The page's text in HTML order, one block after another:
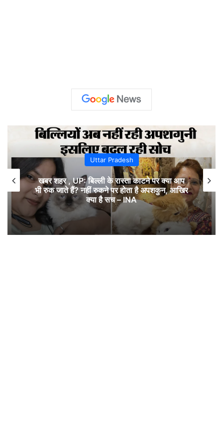
Uttar Pradesh
खबर शहर , UP: बिल्ली के रास्ता काटने पर क्या आप
भी रुक जाते हैं? नहीं रुकने पर होता है अपशकुन, आखिर
क्या है सच – INA